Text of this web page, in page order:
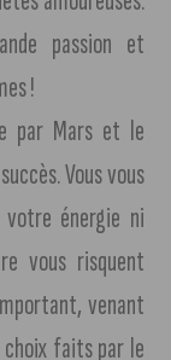
passion et
!
par Mars et le
Vous vous
votre énergie ni
vous risquent
venant
choix faits par le